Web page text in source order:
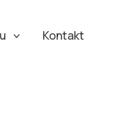
Kontakt